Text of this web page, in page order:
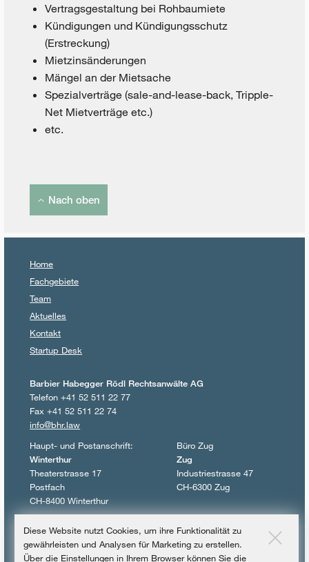
Vertragsgestaltung bei Rohbaumiete
Kündigungen und Kündigungsschutz
(Erstreckung)
Mietzinsänderungen
Mängel an der Mietsache
Spezialverträge (sale-and-lease-back, Tripple-
Net Mietverträge etc.)
etc.
Nach oben
Home
Fachgebiete
Team
Aktuelles
Kontakt
Startup Desk
Barbier Habegger Rödl Rechtsanwälte AG
Telefon +41 52 511 22 77
Fax +41 52 511 22 74
info@bhr.law
Haupt- und Postanschrift:
Winterthur
Theaterstrasse 17
Postfach
CH-8400 Winterthur
Büro Zug
Zug
Industriestrasse 47
CH-6300 Zug
Barbier Habegger Rödl Rechtsanwälte AG
Diese Website nutzt Cookies, um ihre Funktionalität zu
gewährleisten und Analysen für Marketing zu erstellen.
Über die Einstellungen in Ihrem Browser können Sie die